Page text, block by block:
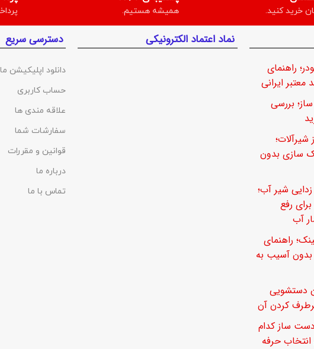
خرید کنید. همیشه هستیم.
راهنمای
ایرانی
بررسی
سازی بدون
شیر آب؛
رفع
آب
راهنمای
آسیب به
دستشویی
کردن آن
ساز کدام
حرفه
نماد اعتماد الکترونیکی دسترسی سریع
دانلود اپلیکیشن ما
حساب کاربری
علاقه مندی ها
سفارشات شما
قوانین و مقررات
درباره ما
تماس با ما